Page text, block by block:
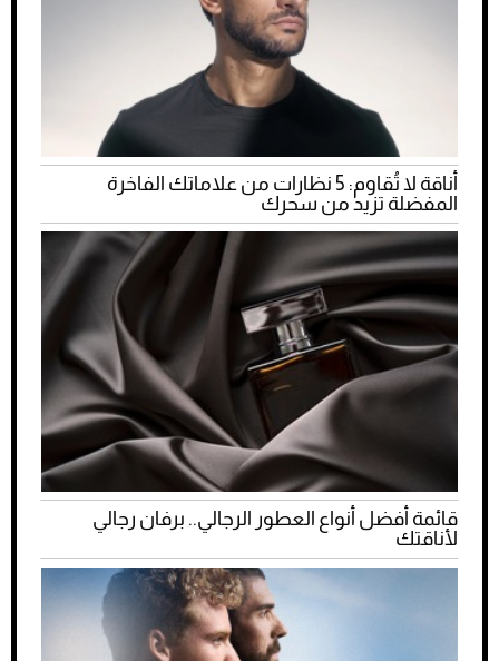
أناقة لا تُقاوم: 5 نظارات من علاماتك الفاخرة
المفضلة تزيد من سحرك
قائمة أفضل أنواع العطور الرجالي.. برفان رجالي
لأناقتك